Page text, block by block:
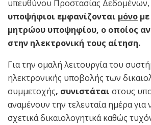
υπευθύνου Προστασίας Δεδομένων,
υποψήφιοι εμφανίζονται μόνο
μητρώου υποψηφίου, ο οποίος
στην ηλεκτρονική τους αίτηση.
Για την ομαλή λειτουργία του
ηλεκτρονικής υποβολής των
συμμετοχής, συνιστάται στους
αναμένουν την τελευταία ημέρα
σχετικά δικαιολογητικά καθώς